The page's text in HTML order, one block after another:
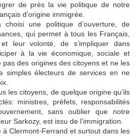
de près la vie politique de notre
d’origine immigrée.
une politique d’ouverture, de
qui permet à tous les Français,
leur volonté, de s’impliquer dans
à la vie économique, sociale et
pas des origines des citoyens et ne les
simples électeurs de services en ne
les citoyens, de quelque origine qu’ils
ministres, préfets, responsabilités
sans oublier que notre
Sarkozy, est issu de l’immigration.
à Clermont-Ferrand et surtout dans les